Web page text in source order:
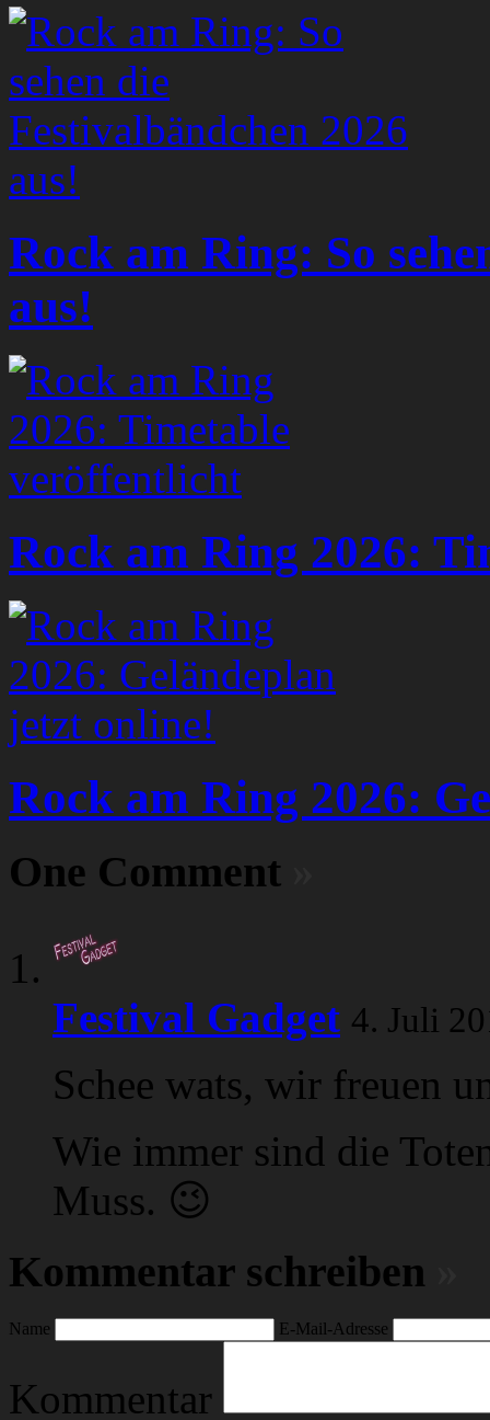
Rock am Ring: So
aus!
Rock am Ring 2026:
Rock am Ring 2026:
One Comment
Festival Gadget 4. Juli
Schee wats, wir freuen
Wie immer sind die
Muss. 😉
Kommentar schreiben
Name E-Mail-Adresse
Kommentar